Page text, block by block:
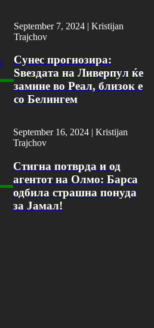
September 7, 2024 | Kristijan
Trajchov
Сунес прогнозира:
Ѕвездата на Ливерпул ќе
замине во Реал, близок е
со Белингем
September 16, 2024 | Kristijan
Trajchov
Стигна потврда и од
агентот на Олмо: Барса
одбила страшна понуда
за Јамал!